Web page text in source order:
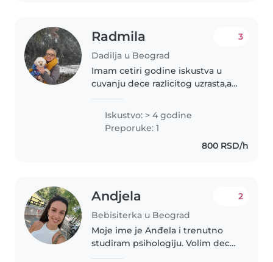
Radmila
Dadilja u Beograd
3
Imam cetiri godine iskustva u
cuvanju dece razlicitog uzrasta,a i
sigurnog, toplog i podsticajnog
okruzenja u kome se dete oseca
voljeno i postovano. Odgovorna..
Iskustvo: > 4 godine
Preporuke: 1
800 RSD/h
Andjela
Bebisiterka u Beograd
2
Moje ime je Anđela i trenutno
studiram psihologiju. Volim decu,